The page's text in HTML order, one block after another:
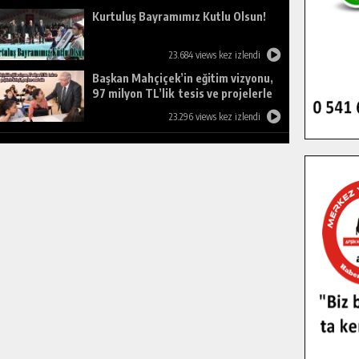
Kurtuluş Bayramımız Kutlu Olsun!
23.684 views kez izlendi
Başkan Mahçiçek’in eğitim vizyonu,
97 milyon TL’lik tesis ve projelerle
23.296 views kez izlendi